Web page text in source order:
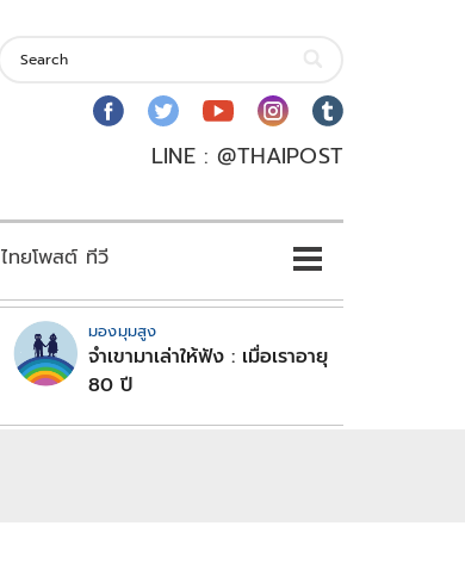
LINE : @THAIPOST
ไทยโพสต์ ทีวี
มองมุมสูง
จำเขามาเล่าให้ฟัง : เมื่อเราอายุ
80 ปี